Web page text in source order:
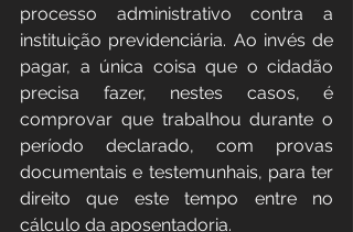
processo administrativo contra a
instituição previdenciária. Ao invés de
pagar, a única coisa que o cidadão
precisa fazer, nestes casos, é
comprovar que trabalhou durante o
período declarado, com provas
documentais e testemunhais, para ter
direito que este tempo entre no
cálculo da aposentadoria.